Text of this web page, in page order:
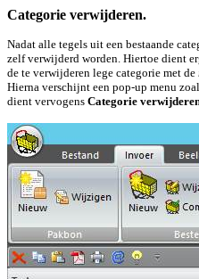
Categorie verwijderen.
Nadat alle tegels uit een bestaande
zelf verwijderd worden. Hiertoe dient
de te verwijderen lege categorie met de
Hierna verschijnt een pop-up menu
dient vervogens Categorie